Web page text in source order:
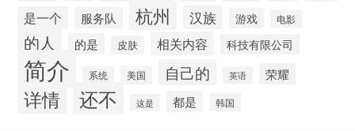
是一个 服务队 杭州 汉族 游戏 电影
的人 的是 皮肤 相关内容 科技有限公司
简介 系统 美国 自己的 英语 荣耀
详情 还不 这是 都是 韩国